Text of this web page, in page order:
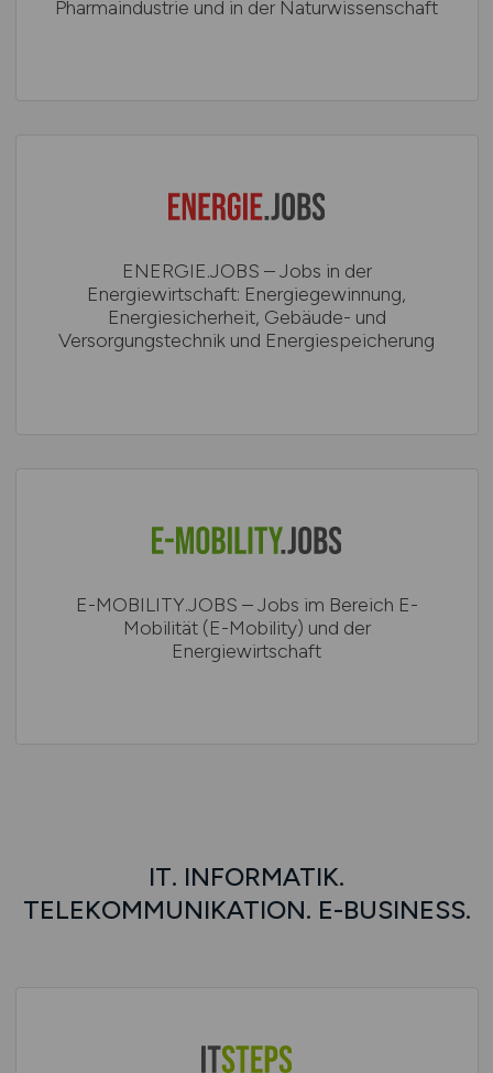
Pharmaindustrie und in der Naturwissenschaft
ENERGIE.JOBS – Jobs in der
Energiewirtschaft: Energiegewinnung,
Energiesicherheit, Gebäude- und
Versorgungstechnik und Energiespeicherung
E-MOBILITY.JOBS – Jobs im Bereich E-
Mobilität (E-Mobility) und der
Energiewirtschaft
IT. INFORMATIK.
TELEKOMMUNIKATION. E-BUSINESS.